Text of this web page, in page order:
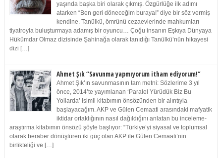
yaşında başka biri olarak çıkmış. Özgürlüğe ilk adımı
atarken “Ben geri döneceğim buraya!” diye bir söz vermiş
kendine. Tanülkü, ömrünü cezaevlerinde mahkumları
tiyatroyla buluşturmaya adamış bir oyuncu… Çoğu insanın Eşkıya Dünyaya
Hükümdar Olmaz dizisinde Şahinağa olarak tanıdığı Tanülkü’nün hikayesi
dizi […]
Ahmet Şık “Savunma yapmıyorum itham ediyorum!”
Ahmet Şık’ın savunmasının tam metni: Sözlerime 3 yıl
önce, 2014’te yayımlanan ‘Paralel Yürüdük Biz Bu
Yollarda’ isimli kitabımın önsözünden bir alıntıyla
başlayacağım. AKP ve Gülen Cemaati arasındaki mafyatik
iktidar ortaklığının nasıl dağıldığını anlatan bu inceleme-
araştırma kitabımın önsözü şöyle başlıyor: “Türkiye’yi siyasal ve toplumsal
olarak beraber dönüştüren iki güç olan AKP ile Gülen Cemaati’nin
birlikteliği ve […]